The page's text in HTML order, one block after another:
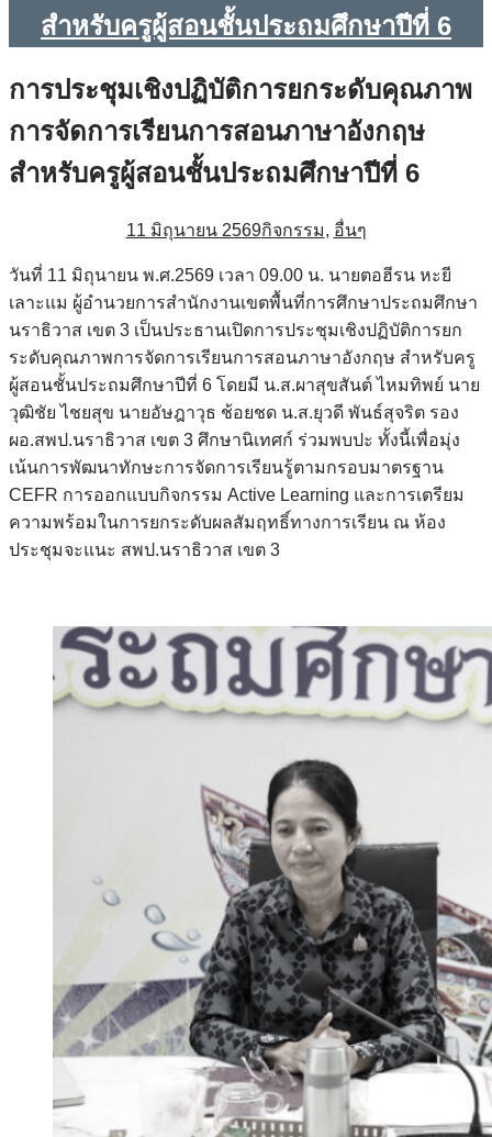
สำหรับครูผู้สอนชั้นประถมศึกษาปีที่ 6
การประชุมเชิงปฏิบัติการยกระดับคุณภาพ
การจัดการเรียนการสอนภาษาอังกฤษ
สำหรับครูผู้สอนชั้นประถมศึกษาปีที่ 6
11 มิถุนายน 2569กิจกรรม, อื่นๆ
วันที่ 11 มิถุนายน พ.ศ.2569 เวลา 09.00 น. นายตอฮีรน หะยี
เลาะแม ผู้อำนวยการสำนักงานเขตพื้นที่การศึกษาประถมศึกษา
นราธิวาส เขต 3 เป็นประธานเปิดการประชุมเชิงปฏิบัติการยก
ระดับคุณภาพการจัดการเรียนการสอนภาษาอังกฤษ สำหรับครู
ผู้สอนชั้นประถมศึกษาปีที่ 6 โดยมี น.ส.ผาสุขสันต์ ไหมทิพย์ นาย
วุฒิชัย ไชยสุข นายอัษฎาวุธ ช้อยชด น.ส.ยุวดี พันธ์สุจริต รอง
ผอ.สพป.นราธิวาส เขต 3 ศึกษานิเทศก์ ร่วมพบปะ ทั้งนี้เพื่อมุ่ง
เน้นการพัฒนาทักษะการจัดการเรียนรู้ตามกรอบมาตรฐาน
CEFR การออกแบบกิจกรรม Active Learning และการเตรียม
ความพร้อมในการยกระดับผลสัมฤทธิ์ทางการเรียน ณ ห้อง
ประชุมจะแนะ สพป.นราธิวาส เขต 3